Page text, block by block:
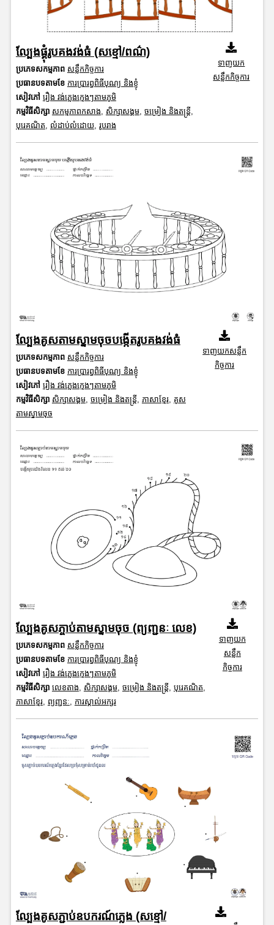
ល្បែងផ្គុំរូបគងវង់ធំ (សខ្មៅ/ពណ៌)
ប្រភេទសកម្មភាព សន្លឹកកិច្ចការ
ប្រធានបទតាមខែ ការប្រារព្ធពិធីបុណ្យ និងខ្ញុំ
សៀវភៅ រឿង វង់ភ្លេងក្មេងៗតាមភូមិ
កម្មវិធីសិក្សា សកម្មភាពកសាង សិក្សាសង្គម, ចម្រៀង និងតន្ត្រី
បុរេគណិត
លំដាប់លំដោយ, រូបរាង
ទាញយក
សន្លឹកកិច្ចការ
ល្បែងគូសតាមស្នាមចុចបង្កើតរូបគងវង់ធំ
ប្រភេទសកម្មភាព សន្លឹកកិច្ចការ
ប្រធានបទតាមខែ ការប្រារព្ធពិធីបុណ្យ និងខ្ញុំ
សៀវភៅ រឿង វង់ភ្លេងក្មេងៗតាមភូមិ
កម្មវិធីសិក្សា សិក្សាសង្គម, ចម្រៀង និងតន្ត្រី, ភាសាខ្មែរ, គូស
តាមស្នាមចុច
ទាញយកសន្លឹក
កិច្ចការ
ល្បែងគូសភ្ចាប់តាមស្នាមចុច (ព្យញ្ជនៈ លេខ)
ប្រភេទសកម្មភាព សន្លឹកកិច្ចការ
ប្រធានបទតាមខែ ការប្រារព្ធពិធីបុណ្យ និងខ្ញុំ
សៀវភៅ រឿង វង់ភ្លេងក្មេងៗតាមភូមិ
កម្មវិធីសិក្សា លេខតាង, សិក្សាសង្គម, ចម្រៀង និងតន្ត្រី, បុរេគណិត,
ភាសាខ្មែរ, ព្យញ្ជនៈ, ការស្គាល់អក្សរ
ទាញយក
សន្លឹក
កិច្ចការ
ល្បែងគូសភ្ជាប់ឧបករណ៍ភ្លេង (សខ្មៅ/